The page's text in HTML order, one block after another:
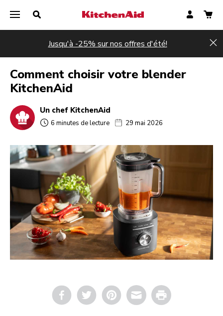
Jusqu'à -25% sur nos offres d'été!
Comment choisir votre blender
KitchenAid
Un chef KitchenAid
6 minutes de lecture 29 mai 2026
Email Print